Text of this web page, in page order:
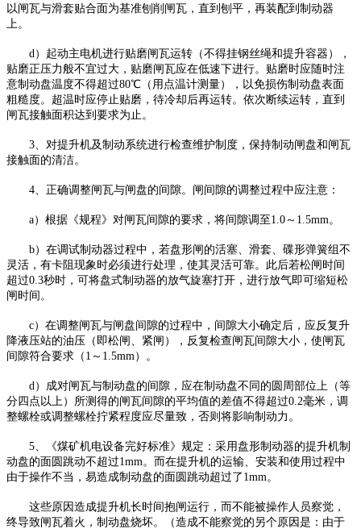
以闸瓦与滑套贴合面为基准刨削闸瓦，直到刨平，再装配到制动器
上。
d）起动主电机进行贴磨闸瓦运转（不得挂钢丝绳和提升容器），
贴磨正压力般不宜过大，贴磨闸瓦应在低速下进行。贴磨时应随时注
意制动盘温度不得超过80℃（用点温计测量），以免损伤制动盘表面
粗糙度。超温时应停止贴磨，待冷却后再运转。依次断续运转，直到
闸瓦接触面积达到要求为止。
3、对提升机及制动系统进行检查维护制度，保持制动闸盘和闸瓦
接触面的清洁。
4、正确调整闸瓦与闸盘的间隙。闸间隙的调整过程中应注意：
a）根据《规程》对闸瓦间隙的要求，将间隙调至1.0～1.5mm。
b）在调试制动器过程中，若盘形闸的活塞、滑套、碟形弹簧组不
灵活，有卡阻现象时必须进行处理，使其灵活可靠。此后若松闸时间
超过0.3秒时，可将盘式制动器的放气旋塞打开，进行放气即可缩短松
闸时间。
c）在调整闸瓦与闸盘间隙的过程中，间隙大小确定后，应反复升
降液压站的油压（即松闸、紧闸），反复检查闸瓦间隙大小，使闸瓦
间隙符合要求（1～1.5mm）。
d）成对闸瓦与制动盘的间隙，应在制动盘不同的圆周部位上（等
分四点以上）所测得的闸瓦间隙的平均值的差值不得超过0.2毫米，调
整螺栓或调整螺栓拧紧程度应尽量致，否则将影响制动力。
5、《煤矿机电设备完好标准》规定：采用盘形制动器的提升机制
动盘的面圆跳动不超过1mm。而在提升机的运输、安装和使用过程中
由于操作不当，易造成制动盘的面圆跳动超过了1mm。
这些原因造成提升机长时间抱闸运行，而不能被操作人员察觉，
终导致闸瓦着火，制动盘烧坏。（造成不能察觉的另个原因是：由于